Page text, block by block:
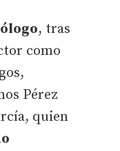
, tras
como
Pérez
quien